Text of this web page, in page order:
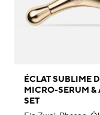
ÉCLAT SUBLIME
MICRO-SERUM &
SET